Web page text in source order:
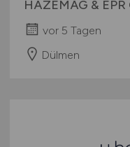
HAZEMAG & EPR
vor 5 Tagen
Dülmen